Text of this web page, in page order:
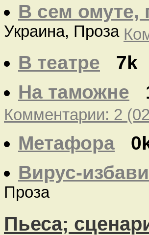
В сем омуте,
Украина, Проза
В театре 7k
На таможне
Комментарии: 2
Метафора
Вирус-
Проза
Пьеса;